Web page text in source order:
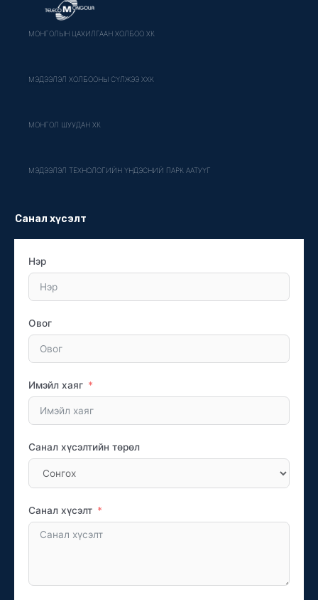
МОНГОЛЫН ЦАХИЛГААН ХОЛБОО ХК
МЭДЭЭЛЭЛ ХОЛБООНЫ СҮЛЖЭЭ ХХК
МОНГОЛ ШУУДАН ХК
МЭДЭЭЛЭЛ ТЕХНОЛОГИЙН ҮНДЭСНИЙ ПАРК ААТУҮГ
Санал хүсэлт
Нэр
Овог
Имэйл хаяг
Санал хүсэлтийн төрөл
Санал хүсэлт